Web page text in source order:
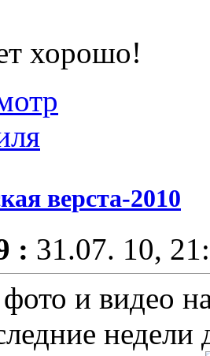
хорошо!
верста-2010
: 31.07. 10,
и видео